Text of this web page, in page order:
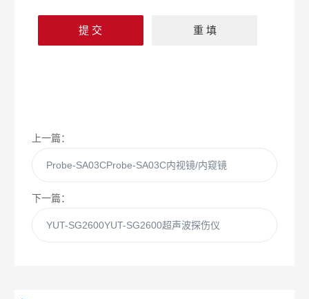
上一篇：
Probe-SA03CProbe-SA03C内视镜/内窥镜
下一篇：
YUT-SG2600YUT-SG2600超声波探伤仪